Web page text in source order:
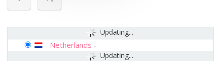
Updating...
Updating...
Netherlands -